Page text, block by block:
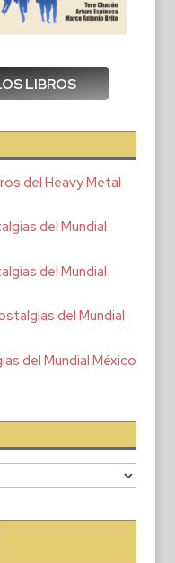
LIBROS
del Heavy Metal
del Mundial
del Mundial
del Mundial
del Mundial México